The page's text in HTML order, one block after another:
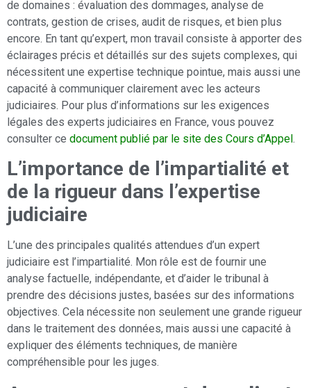
de domaines : évaluation des dommages, analyse de
contrats, gestion de crises, audit de risques, et bien plus
encore. En tant qu’expert, mon travail consiste à apporter des
éclairages précis et détaillés sur des sujets complexes, qui
nécessitent une expertise technique pointue, mais aussi une
capacité à communiquer clairement avec les acteurs
judiciaires. Pour plus d’informations sur les exigences
légales des experts judiciaires en France, vous pouvez
consulter ce document publié par le site des Cours d’Appel.
L’importance de l’impartialité et
de la rigueur dans l’expertise
judiciaire
L’une des principales qualités attendues d’un expert
judiciaire est l’impartialité. Mon rôle est de fournir une
analyse factuelle, indépendante, et d’aider le tribunal à
prendre des décisions justes, basées sur des informations
objectives. Cela nécessite non seulement une grande rigueur
dans le traitement des données, mais aussi une capacité à
expliquer des éléments techniques, de manière
compréhensible pour les juges.